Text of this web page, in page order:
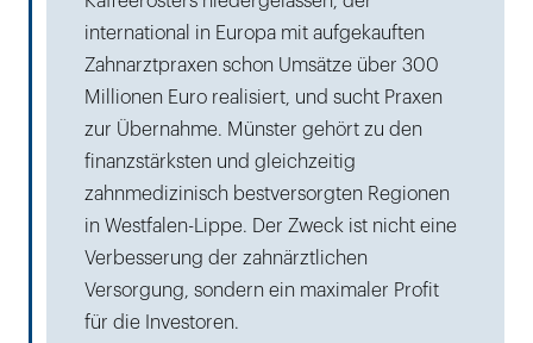
international in Europa mit aufgekauften
Zahnarztpraxen schon Umsätze über 300
Millionen Euro realisiert, und sucht Praxen
zur Übernahme. Münster gehört zu den
finanzstärksten und gleichzeitig
zahnmedizinisch bestversorgten Regionen
in Westfalen-Lippe. Der Zweck ist nicht eine
Verbesserung der zahnärztlichen
Versorgung, sondern ein maximaler Profit
für die Investoren.